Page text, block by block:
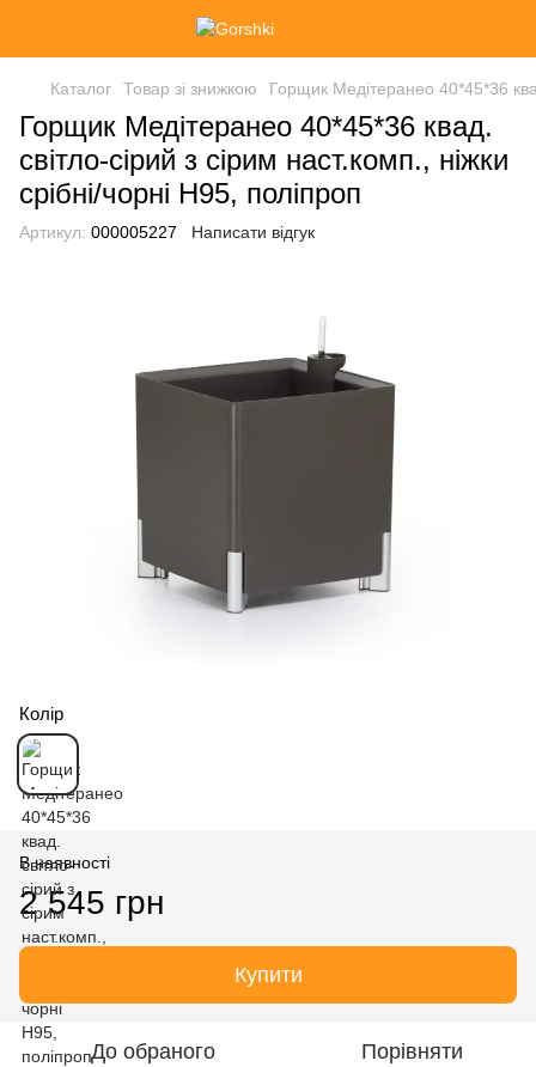
Каталог Товар зі знижкою Горщик Медітеранео 40*45*36
Горщик Медітеранео 40*45*36 квад.
світло-сірий з сірим наст.комп., ніжки
срібні/чорні Н95, поліпроп
Артикул: 000005227 Написати відгук
Колір
В наявності
2 545 грн
Купити
До обраного Порівняти